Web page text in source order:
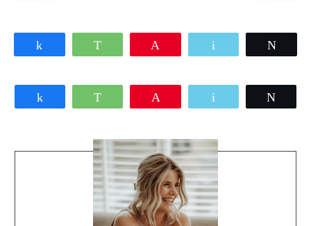
WhatsApp
WhatsApp